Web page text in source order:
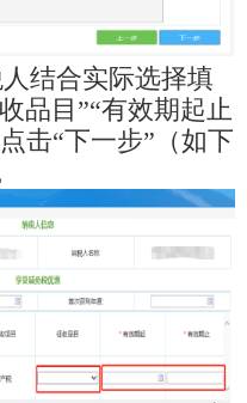
结合实际选择填
品目”“有效期起止
击“下一步”（如下